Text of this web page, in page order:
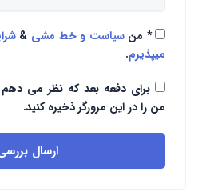
* منسیاست و خط مشی &
میپذیرم.
برای دفعه بعد که نظر می
من را در این مرورگر ذخیره کنید.
ارسال